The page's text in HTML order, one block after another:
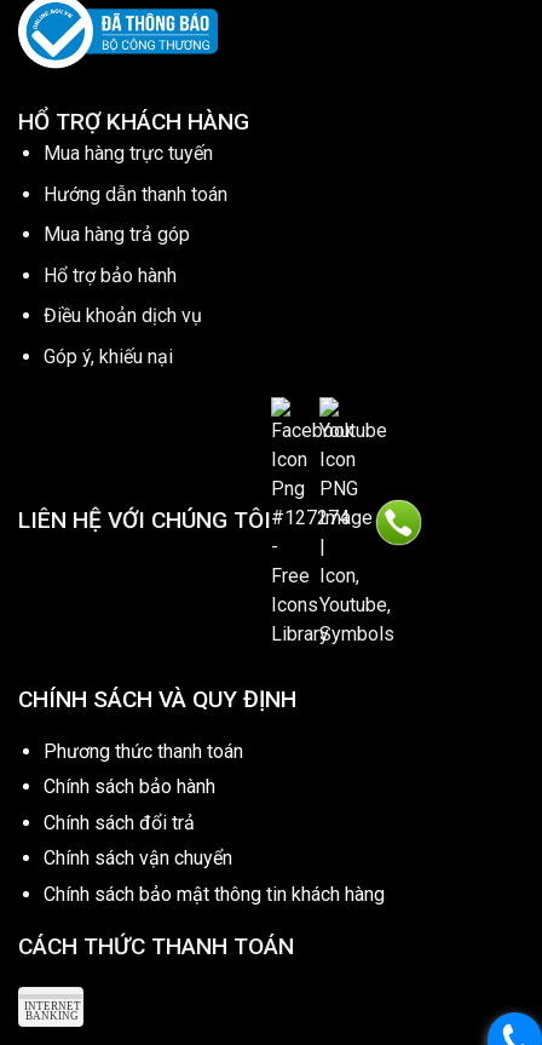
HỔ TRỢ KHÁCH HÀNG
Mua hàng trực tuyến
Hướng dẫn thanh toán
Mua hàng trả góp
Hổ trợ bảo hành
Điều khoản dịch vụ
Góp ý, khiếu nại
LIÊN HỆ VỚI CHÚNG TÔI
CHÍNH SÁCH VÀ QUY ĐỊNH
Phương thức thanh toán
Chính sách bảo hành
Chính sách đổi trả
Chính sách vận chuyển
Chính sách bảo mật thông tin khách hàng
CÁCH THỨC THANH TOÁN